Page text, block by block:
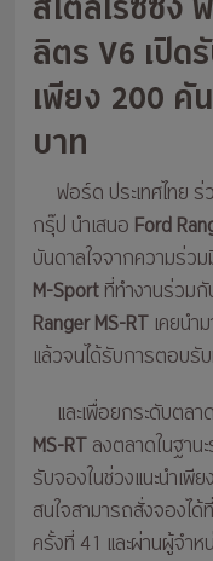
ลิตร V6 เปิด
เพียง 200 คั
บาท
ฟอร์ด ประเทศไทย ร่
กรุ๊ป นำเสนอ Ford
บันดาลใจจากความร่ว
M-Sportที่ทำงานร่วมกั
Ranger MS-RT เคยนำ
แล้วจนได้รับการตอบรั
และเพื่อยกระดับตลา
MS-RTลงตลาดในฐาน
รับจองในช่วงแนะนำเพี
สนใจสามารถสั่งจองไ
ครั้งที่ 41 และผ่านผู้จำ